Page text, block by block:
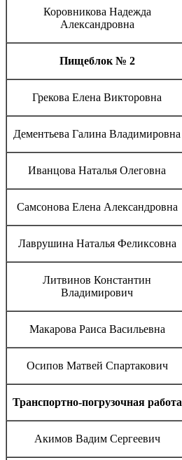
Коровникова Надежда
Александровна
Пищеблок № 2
Грекова Елена Викторовна
Дементьева Галина Владимировна
Иванцова Наталья Олеговна
Самсонова Елена Александровна
Лаврушина Наталья Феликсовна
Литвинов Константин
Владимирович
Макарова Раиса Васильевна
Осипов Матвей Спартакович
Транспортно-погрузочная работа
Акимов Вадим Сергеевич